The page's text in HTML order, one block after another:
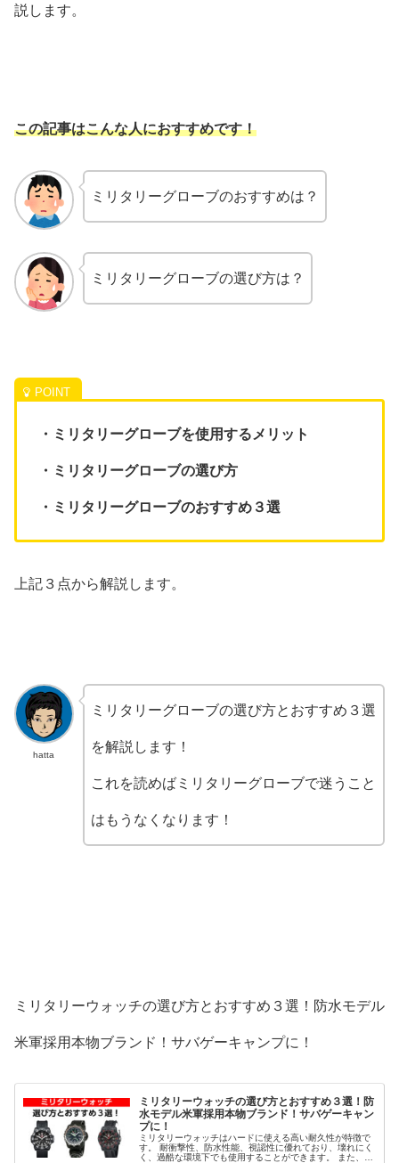
説します。
この記事はこんな人におすすめです！
ミリタリーグローブのおすすめは？
ミリタリーグローブの選び方は？
・ミリタリーグローブを使用するメリット
・ミリタリーグローブの選び方
・ミリタリーグローブのおすすめ３選
上記３点から解説します。
hatta
ミリタリーグローブの選び方とおすすめ３選
を解説します！
これを読めばミリタリーグローブで迷うこと
はもうなくなります！
ミリタリーウォッチの選び方とおすすめ３選！防水モデル
米軍採用本物ブランド！サバゲーキャンプに！
ミリタリーウォッチの選び方とおすすめ３選！防
水モデル米軍採用本物ブランド！サバゲーキャン
プに！
ミリタリーウォッチはハードに使える高い耐久性が特徴で
す。 耐衝撃性、防水性能、視認性に優れており、壊れにく
く、過酷な環境下でも使用することができます。 また、水